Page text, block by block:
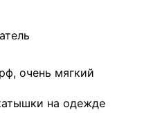
очень мягкий
на одежде